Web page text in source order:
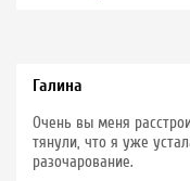
Галина
Очень вы меня
тянули, что я уже
разочарование.